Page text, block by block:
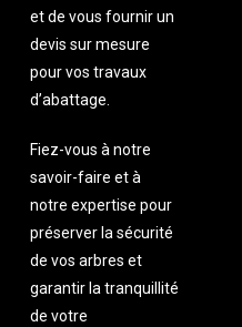
et de vous fournir un
devis sur mesure
pour vos travaux
d’abattage.
Fiez-vous à notre
savoir-faire et à
notre expertise pour
préserver la sécurité
de vos arbres et
garantir la tranquillité
de votre